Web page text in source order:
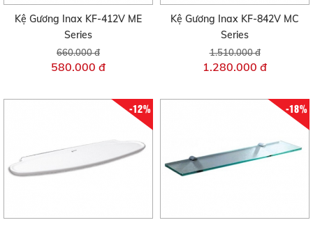
Kệ Gương Inax KF-412V ME
Series
660.000 đ
580.000 đ
Kệ Gương Inax KF-842V MC
Series
1.510.000 đ
1.280.000 đ
-12% -18%